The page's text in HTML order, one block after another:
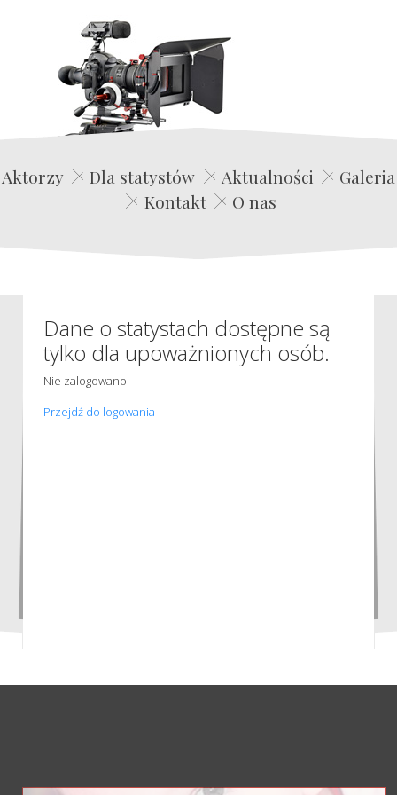
Edwin Film Agencja Aktorska
Aktorzy Dla statystów Aktualności
Galeria
Kontakt
O nas
Dane o statystach dostępne są
tylko dla upoważnionych osób.
Nie zalogowano
Przejdź do logowania